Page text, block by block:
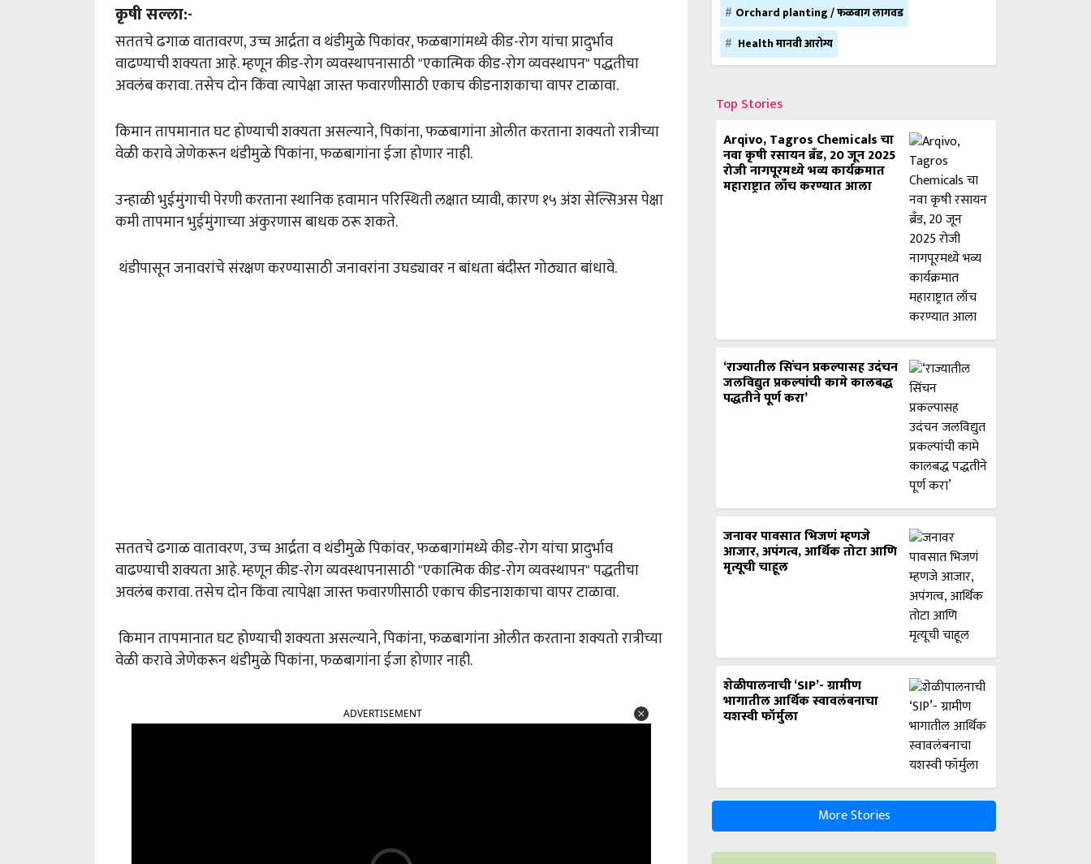
कृषी सल्ला:-
सततचे ढगाळ वातावरण, उच्च आर्द्रता व थंडीमुळे पिकांवर, फळबागांमध्ये कीड-रोग यांचा प्रादुर्भाव
वाढण्याची शक्यता आहे. म्हणून कीड-रोग व्यवस्थापनासाठी "एकात्मिक कीड-रोग व्यवस्थापन" पद्धतीचा
अवलंब करावा. तसेच दोन किंवा त्यापेक्षा जास्त फवारणीसाठी एकाच कीडनाशकाचा वापर टाळावा.
किमान तापमानात घट होण्याची शक्यता असल्याने, पिकांना, फळबागांना ओलीत करताना शक्यतो रात्रीच्या
वेळी करावे जेणेकरून थंडीमुळे पिकांना, फळबागांना ईजा होणार नाही.
उन्हाळी भुईमुंगाची पेरणी करताना स्थानिक हवामान परिस्थिती लक्षात घ्यावी, कारण १५ अंश सेल्सिअस पेक्षा
कमी तापमान भुईमुंगाच्या अंकुरणास बाधक ठरू शकते.
थंडीपासून जनावरांचे संरक्षण करण्यासाठी जनावरांना उघड्यावर न बांधता बंदीस्त गोठ्यात बांधावे.
सततचे ढगाळ वातावरण, उच्च आर्द्रता व थंडीमुळे पिकांवर, फळबागांमध्ये कीड-रोग यांचा प्रादुर्भाव
वाढण्याची शक्यता आहे. म्हणून कीड-रोग व्यवस्थापनासाठी "एकात्मिक कीड-रोग व्यवस्थापन" पद्धतीचा
अवलंब करावा. तसेच दोन किंवा त्यापेक्षा जास्त फवारणीसाठी एकाच कीडनाशकाचा वापर टाळावा.
किमान तापमानात घट होण्याची शक्यता असल्याने, पिकांना, फळबागांना ओलीत करताना शक्यतो रात्रीच्या
वेळी करावे जेणेकरून थंडीमुळे पिकांना, फळबागांना ईजा होणार नाही.
Orchard planting / फळबाग लागवड
Health मानवी आरोग्य
Top Stories
Arqivo, Tagros Chemicals चा
नवा कृषी रसायन ब्रँड, 20 जून 2025
रोजी नागपूरमध्ये भव्य कार्यक्रमात
महाराष्ट्रात लाँच करण्यात आला
‘राज्यातील सिंचन प्रकल्पासह उदंचन
जलविद्युत प्रकल्पांची कामे कालबद्ध
पद्धतीने पूर्ण करा’
जनावर पावसात भिजणं म्हणजे
आजार, अपंगत्व, आर्थिक तोटा आणि
मृत्यूची चाहूल
शेळीपालनाची ‘SIP’- ग्रामीण
भागातील आर्थिक स्वावलंबनाचा
यशस्वी फॉर्मुला
More Stories